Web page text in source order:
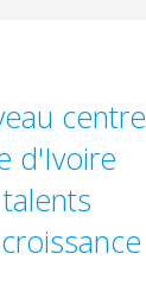
centre
d'Ivoire